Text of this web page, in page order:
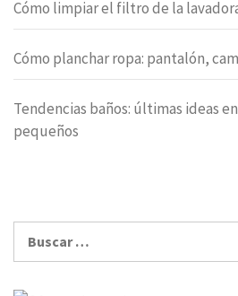
Cómo limpiar el filtro de la
Cómo planchar ropa: pantalón,
Tendencias baños: últimas ideas
pequeños